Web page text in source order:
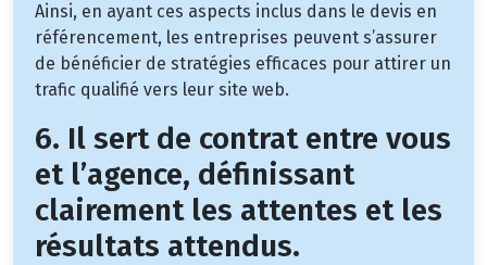
Ainsi, en ayant ces aspects inclus dans le devis en
référencement, les entreprises peuvent s’assurer
de bénéficier de stratégies efficaces pour attirer un
trafic qualifié vers leur site web.
6. Il sert de contrat entre vous
et l’agence, définissant
clairement les attentes et les
résultats attendus.